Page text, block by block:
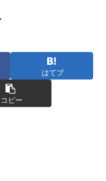
はてブ
コピー